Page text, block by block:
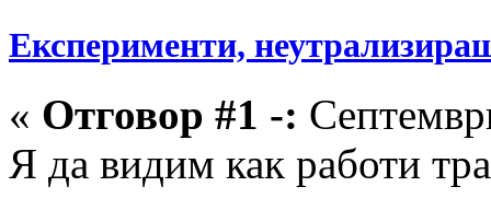
Експерименти,
« Отговор #1 -:
Я да видим как работи